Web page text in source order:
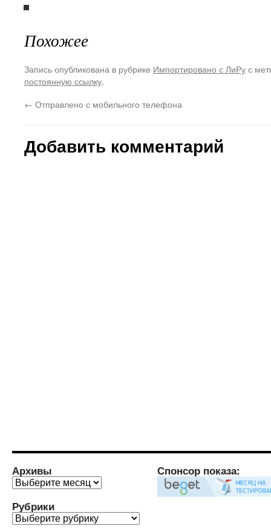
Похожее
Запись опубликована в рубрике Импортировано с ЛиРус
постоянную ссылку.
← Отправлено с мобильного телефона
Добавить комментарий
Архивы
Архивы
Рубрики
Рубрики
Спонсор показа: